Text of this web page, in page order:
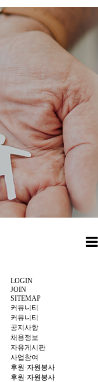
LOGIN
JOIN
SITEMAP
커뮤니티
커뮤니티
공지사항
채용정보
자유게시판
사업참여
후원·자원봉사
후원·자원봉사